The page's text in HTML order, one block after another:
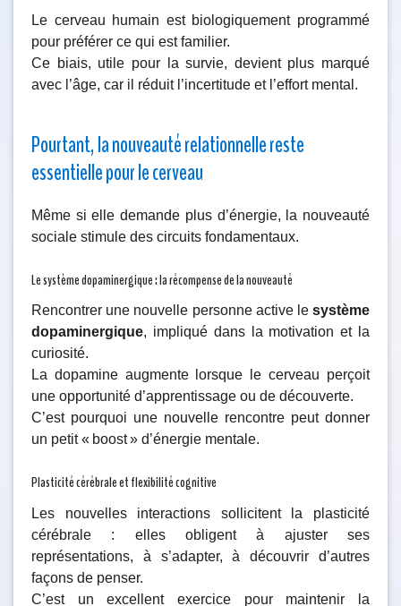
Le cerveau humain est biologiquement programmé
pour préférer ce qui est familier.
Ce biais, utile pour la survie, devient plus marqué
avec l’âge, car il réduit l’incertitude et l’effort mental.
Pourtant, la nouveauté relationnelle reste
essentielle pour le cerveau
Même si elle demande plus d’énergie, la nouveauté
sociale stimule des circuits fondamentaux.
Le système dopaminergique : la récompense de la nouveauté
Rencontrer une nouvelle personne active le système
dopaminergique, impliqué dans la motivation et la
curiosité.
La dopamine augmente lorsque le cerveau perçoit
une opportunité d’apprentissage ou de découverte.
C’est pourquoi une nouvelle rencontre peut donner
un petit « boost » d’énergie mentale.
Plasticité cérébrale et flexibilité cognitive
Les nouvelles interactions sollicitent la plasticité
cérébrale : elles obligent à ajuster ses
représentations, à s’adapter, à découvrir d’autres
façons de penser.
C’est un excellent exercice pour maintenir la